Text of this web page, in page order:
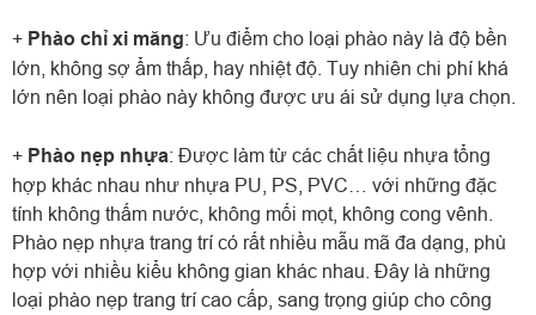
+ Phào chỉ xi măng: Ưu điểm cho loại phào này là độ bền
lớn, không sợ ẩm thấp, hay nhiệt độ. Tuy nhiên chi phí khá
lớn nên loại phào này không được ưu ái sử dụng lựa chọn.
+ Phào nẹp nhựa: Được làm từ các chất liệu nhựa tổng
hợp khác nhau như nhựa PU, PS, PVC… với những đặc
tính không thấm nước, không mối mọt, không cong vênh.
Phào nẹp nhựa trang trí có rất nhiều mẫu mã đa dạng, phù
hợp với nhiều kiểu không gian khác nhau. Đây là những
loại phào nẹp trang trí cao cấp, sang trọng giúp cho công